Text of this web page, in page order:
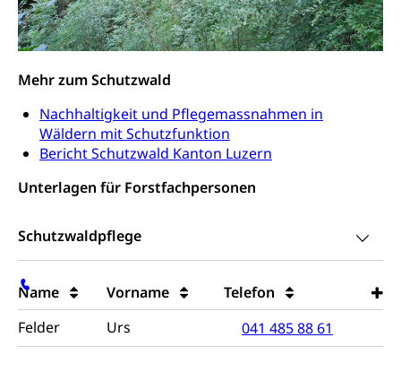
Mehr zum Schutzwald
Nachhaltigkeit und Pflegemassnahmen in
Wäldern mit Schutzfunktion
Bericht Schutzwald Kanton Luzern
Unterlagen für Forstfachpersonen
Schutzwaldpflege
Name Vorname
Telefon
Felder
Urs 041 485 88 61
Zivilschutz
Gleichstellung von Frau und Mann
Diskriminierung, Gleichstellungsbüro, Mobbing
Gleichstellung aller Geschlechter und
Lebensformen
Gleichstellung Menschen mit
Zivilverfahren
Bezirksgerichte: Aufgaben und Verfahren
Betreibung und Konkurs
Betreibungsämter
Demokratie
Regierungsform, Stimm- und Wahlrecht,